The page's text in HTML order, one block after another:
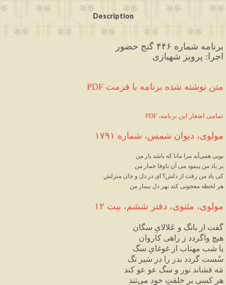
Description
برنامه شماره ۴۴۶ گنج حضور
اجرا: پرویز شهبازی
PDF متن نوشته شده برنامه با فرمت
PDF ،تمامی اشعار این برنامه
مولوی، دیوان شمس، شماره ۱۷۹۱
بویی همی‌آید مرا مانا که باشد یار من
بر یاد من پیمود می آن باوفا خمار من
کی یاد من رفت از دلش؟ ای در دل و جان منزلش
هر لحظه معجونی کند بهر دل بیمار من
مولوی، مثنوی، دفتر ششم، بیت ۱۲
گفت از بانگ و عَلالایِ سگان
هیچ واگردد ز راهی کاروان
یا شب مهتاب از غوغایِ سگ
سُست گردد بدر را در سَیر تگ
مَه فشاند نور و سگ عو عو کند
هر کسی بر خلقتِ خود می‌تند